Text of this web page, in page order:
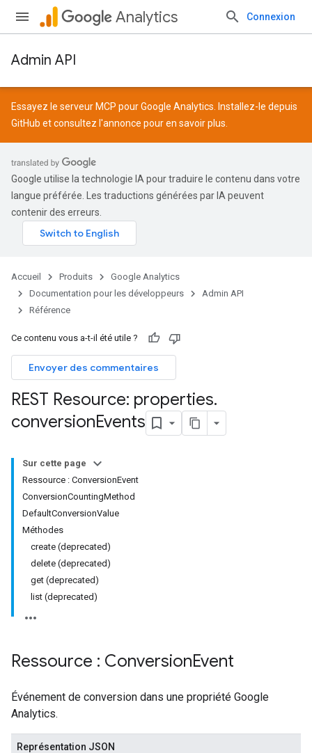
Analytics Connexion
Admin API
Essayez le serveur MCP pour Google Analytics. Installez-le depuis
GitHub et consultez l'annonce pour en savoir plus.
Google utilise la technologie IA pour traduire le contenu dans votre
langue préférée. Les traductions générées par IA peuvent
contenir des erreurs.
Accueil Produits
Google Analytics
Documentation pour les développeurs
Admin API
Référence
Ce contenu vous a-t-il été utile ?
Envoyer des commentaires
REST Resource: properties.
conversionEvents
Sur cette page
Ressource : ConversionEvent
ConversionCountingMethod
DefaultConversionValue
Méthodes
create (deprecated)
delete (deprecated)
get (deprecated)
list (deprecated)
Ressource : ConversionEvent
Événement de conversion dans une propriété Google
Analytics.
Représentation JSON